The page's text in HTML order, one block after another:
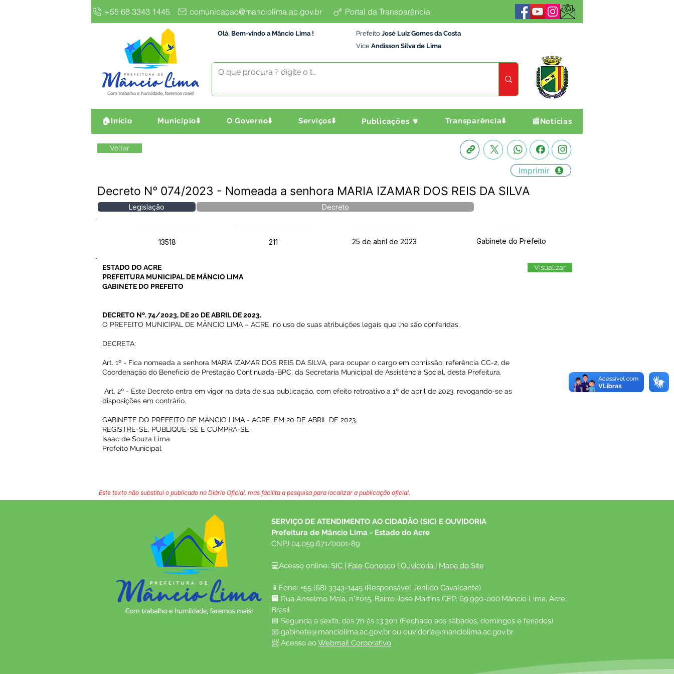
+55 68 3343 1445 comunicacao@manciolima.ac.gov.br Portal da Transparência
Olá, Bem-vindo a Mâncio Lima ! Prefeito José Luiz Gomes da Costa
Vice Andisson Silva de Lima
🏠Início Município⬇️ O Governo⬇️ Serviços⬇️ Publicações 🔽 Transparência⬇️ 📰Notícias
Voltar
Imprimir
Decreto N° 074/2023 - Nomeada a senhora MARIA IZAMAR DOS REIS DA SILVA
Legislação Decreto
13518
211 25 de abril de 2023 Gabinete do Prefeito
ESTADO DO ACRE
PREFEITURA MUNICIPAL DE MÂNCIO LIMA
GABINETE DO PREFEITO
DECRETO Nº. 74/2023, DE 20 DE ABRIL DE 2023.
O PREFEITO MUNICIPAL DE MÂNCIO LIMA – ACRE, no uso de suas atribuições legais que lhe são conferidas.
DECRETA:
Art. 1º - Fica nomeada a senhora MARIA IZAMAR DOS REIS DA SILVA, para ocupar o cargo em comissão, referência CC-2, de
Coordenação do Benefício de Prestação Continuada-BPC, da Secretaria Municipal de Assistência Social, desta Prefeitura.
Art. 2º - Este Decreto entra em vigor na data de sua publicação, com efeito retroativo a 1º de abril de 2023, revogando-se as
disposições em contrário.
GABINETE DO PREFEITO DE MÂNCIO LIMA - ACRE, EM 20 DE ABRIL DE 2023.
REGISTRE-SE, PUBLIQUE-SE E CUMPRA-SE.
Isaac de Souza Lima
Prefeito Municipal
Visualizar
Este texto não substitui o publicado no Diário Oficial, mas facilita a pesquisa para localizar a publicação oficial.
SERVIÇO DE ATENDIMENTO AO CIDADÃO (SIC) E OUVIDORIA
Prefeitura de Mâncio Lima - Estado do Acre
CNPJ 04.059.671/0001-89
💻Acesso online: SIC | Fale Conosco | Ouvidoria | Mapa do Site
📱Fone: +55 (68) 3343-1445 (Responsável Jenildo Cavalcante)
🏢 Rua Anselmo Maia, n°2015, Bairro José Martins CEP: 69.990-000.Mâncio Lima, Acre,
Brasil
📅 Segunda a sexta, das 7h às 13:30h (Fechado aos sábados, domingos e feriados)
📧 gabinete@manciolima.ac.gov.br ou ouvidoria@manciolima.ac.gov.br
📨 Acesso ao Webmail Corporativo